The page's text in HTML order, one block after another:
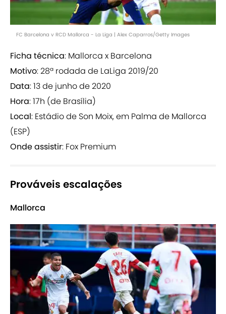
FC Barcelona v RCD Mallorca - La Liga | Alex Caparros/Getty Images
Ficha técnica: Mallorca x Barcelona
Motivo: 28ª rodada de LaLiga 2019/20
Data: 13 de junho de 2020
Hora: 17h (de Brasília)
Local: Estádio de Son Moix, em Palma de Mallorca
(ESP)
Onde assistir: Fox Premium
Prováveis escalações
Mallorca